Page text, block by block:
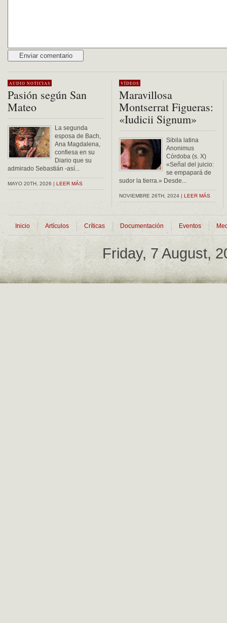
AUDIO NOTICIAS
Pasión según San
Mateo
La segunda
esposa de Bach,
Ana Magdalena,
confiesa en su
Diario que su
admirado Sebastián -así...
MAYO 20TH, 2026 | LEER MÁS
VÍDEOS
Maravillosa
Montserrat Figueras:
«Iudicii Signum»
Sibila latina
Anonimus
Córdoba (s. X)
«Señal del juicio:
se empapará de
sudor la tierra.» Desde...
NOVIEMBRE 26TH, 2024 | LEER MÁS
Inicio Artículos Críticas Documentación Eventos
Friday, 7 August,